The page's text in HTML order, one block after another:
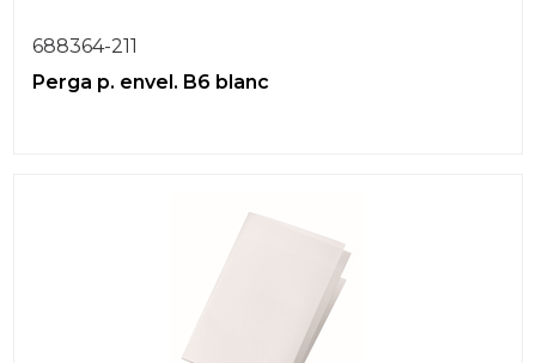
688364-211
Perga p. envel. B6 blanc